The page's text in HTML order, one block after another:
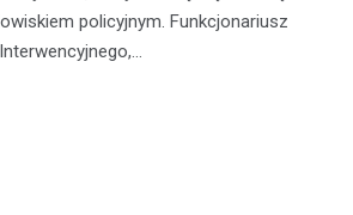
policyjnym. Funkcjonariusz